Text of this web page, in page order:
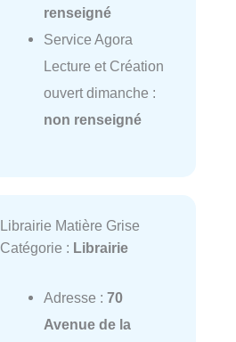
renseigné
Service Agora
Lecture et Création
ouvert dimanche :
non renseigné
Librairie Matière Grise
Catégorie : Librairie
Adresse : 70
Avenue de la